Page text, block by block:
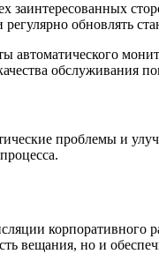
заинтересованных
обновлять
автоматического
обслуживания
проблемы и
вещания, но и